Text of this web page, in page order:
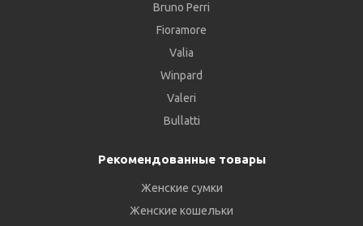
Bruno Perri
Fioramore
Valia
Winpard
Valeri
Bullatti
Рекомендованные товары
Женские сумки
Женские кошельки